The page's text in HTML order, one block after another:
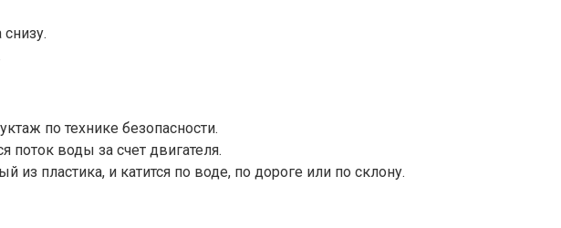
по технике безопасности.
поток воды за счет двигателя.
пластика, и катится по воде, по дороге или по склону.